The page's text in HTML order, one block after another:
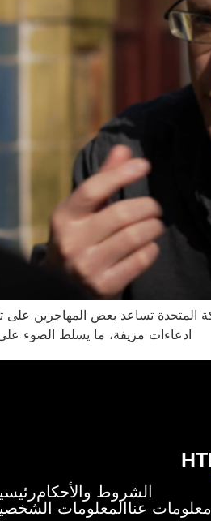
ادعاءات مزيفة، ما يسلط الضوء على
الشروط والأحكام
المعلومات معلومات عنا